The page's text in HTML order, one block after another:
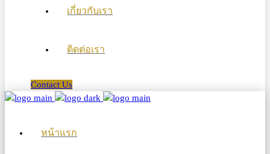
เกี่ยวกับเรา
ติดต่อเรา
Contact Us
หน้าแรก